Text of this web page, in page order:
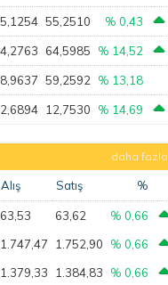
55,2510 % 0,43
64,5985 % 14,52
59,2592 % 13,18
12,7530 % 14,69
daha fazla
Alış Satış %
63,53 63,62
% 0,66
1.747,47 1.752,90
% 0,66
1.379,33 1.384,83
% 0,66